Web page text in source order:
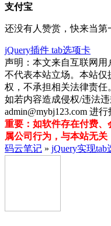
支付宝
还没有人赞赏，快来当第
jQuery插件 tab选项卡
声明：本文来自互联网用
不代表本站立场。本站
权，不承担相关法律责任
如若内容造成侵权/违法
admin@mybj123.com 进
重要：如软件存在付费
属公司行为，与本站无
码云笔记 » jQuery实现